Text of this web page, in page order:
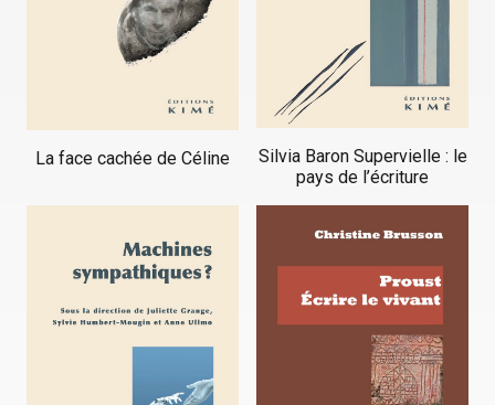
La face cachée de Céline
Silvia Baron Supervielle : le
pays de l’écriture